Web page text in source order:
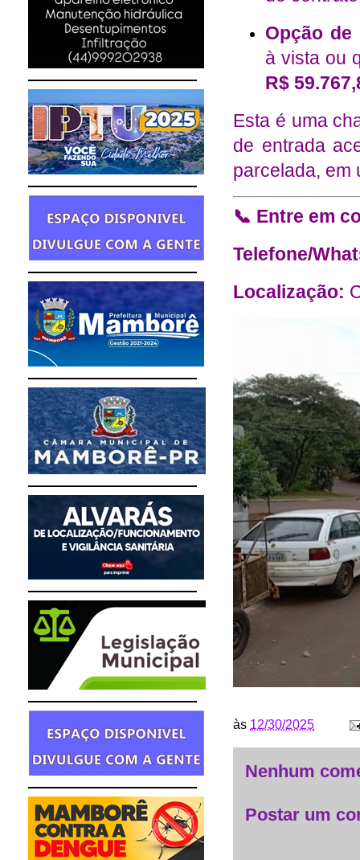
Opção de
à vista ou
R$
Esta é uma
de entrada
parcelada, em
📞 Entre em
Telefone/
Localização:
às 12/30/2025
Nenhum
Postar um